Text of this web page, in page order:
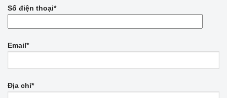
Số điện thoại*
Email*
Địa chỉ*